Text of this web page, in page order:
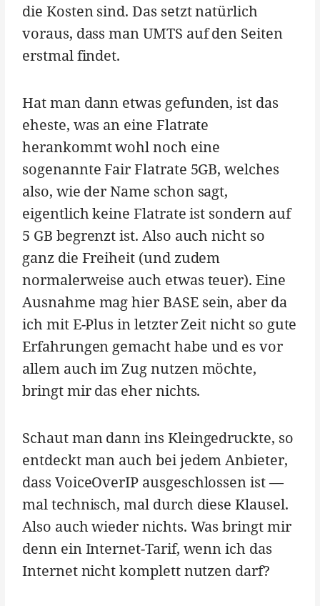
die Kosten sind. Das setzt natürlich
voraus, dass man UMTS auf den Seiten
erstmal findet.
Hat man dann etwas gefunden, ist das
eheste, was an eine Flatrate
herankommt wohl noch eine
sogenannte Fair Flatrate 5GB, welches
also, wie der Name schon sagt,
eigentlich keine Flatrate ist sondern auf
5 GB begrenzt ist. Also auch nicht so
ganz die Freiheit (und zudem
normalerweise auch etwas teuer). Eine
Ausnahme mag hier BASE sein, aber da
ich mit E-Plus in letzter Zeit nicht so gute
Erfahrungen gemacht habe und es vor
allem auch im Zug nutzen möchte,
bringt mir das eher nichts.
Schaut man dann ins Kleingedruckte, so
entdeckt man auch bei jedem Anbieter,
dass VoiceOverIP ausgeschlossen ist —
mal technisch, mal durch diese Klausel.
Also auch wieder nichts. Was bringt mir
denn ein Internet-Tarif, wenn ich das
Internet nicht komplett nutzen darf?